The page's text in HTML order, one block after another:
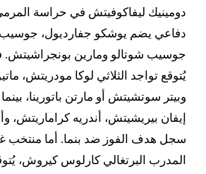
دومينيك ليفاكوفيتش في حراسة
دفاعي يضم يوشكو جفارديول،
جوسيب شوتالو ومارين
يُتوقع تواجد الثلاثي لوكا مودريتش،
وبيتر سوتشيتش أو مارتن باتورينا،
إيفان بيريشيتش، أندريه كراماريتش،
سجل هدف الفوز ضد بنما. أما منتخب
المدرب البرتغالي كارلوس كيروش،